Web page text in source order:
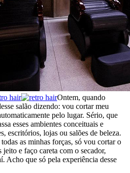
Ontem, quando
salão dizendo: vou cortar meu
pelo lugar. Sério, que
esses ambientes conceituais e
escritórios, lojas ou salões de beleza.
as minhas forças, só vou cortar o
e faço careta com o secador,
Acho que só pela experiência desse